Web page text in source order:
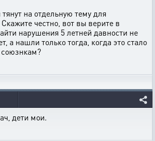
на отдельную тему для
честно, вот вы верите в
нарушения 5 летней давности не
а нашли только тогда, когда это стало
дети мои.